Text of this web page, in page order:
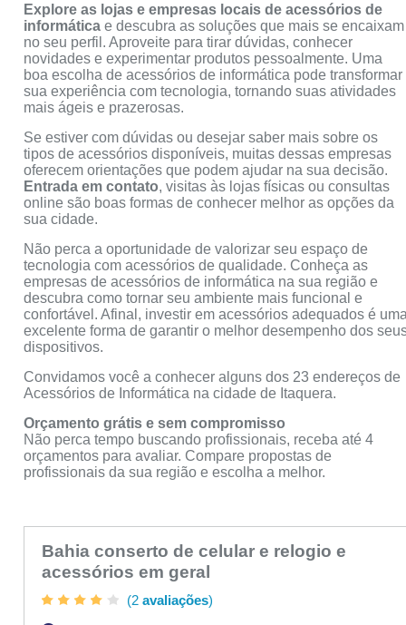
Explore as lojas e empresas locais de acessórios de
informática e descubra as soluções que mais se encaixam
no seu perfil. Aproveite para tirar dúvidas, conhecer
novidades e experimentar produtos pessoalmente. Uma
boa escolha de acessórios de informática pode transformar
sua experiência com tecnologia, tornando suas atividades
mais ágeis e prazerosas.
Se estiver com dúvidas ou desejar saber mais sobre os
tipos de acessórios disponíveis, muitas dessas empresas
oferecem orientações que podem ajudar na sua decisão.
Entrada em contato, visitas às lojas físicas ou consultas
online são boas formas de conhecer melhor as opções da
sua cidade.
Não perca a oportunidade de valorizar seu espaço de
tecnologia com acessórios de qualidade. Conheça as
empresas de acessórios de informática na sua região e
descubra como tornar seu ambiente mais funcional e
confortável. Afinal, investir em acessórios adequados é
excelente forma de garantir o melhor desempenho dos
dispositivos.
Convidamos você a conhecer alguns dos 23 endereços de
Acessórios de Informática na cidade de Itaquera.
Orçamento grátis e sem compromisso
Não perca tempo buscando profissionais, receba até 4
orçamentos para avaliar. Compare propostas de
profissionais da sua região e escolha a melhor.
Bahia conserto de celular e relogio e
acessórios em geral
(2 avaliações)